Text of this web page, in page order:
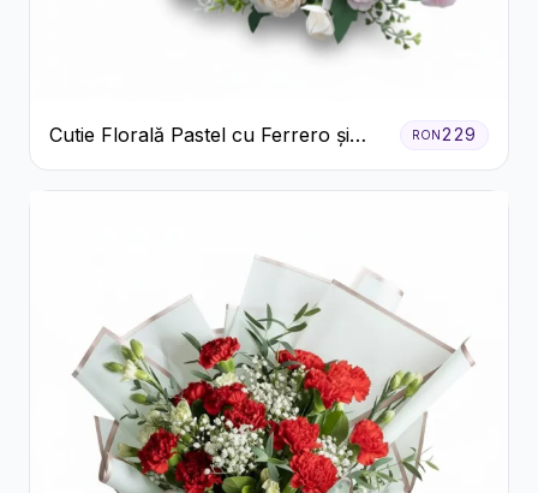
Cutie Florală Pastel cu Ferrero și
Raffaello
RON229